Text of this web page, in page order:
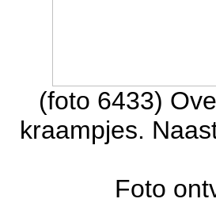
(foto 6433)
kraampjes.
Foto